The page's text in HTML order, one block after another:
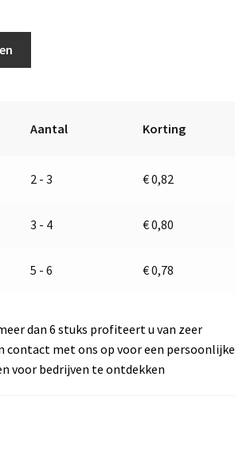
r
t
v
Aantal Korting
2 - 3 €0,82
3 - 4 €0,80
5 - 6 €0,78
dan 6 stuks profiteert u van zeer
met ons op voor een persoonlijke
voor bedrijven te ontdekken